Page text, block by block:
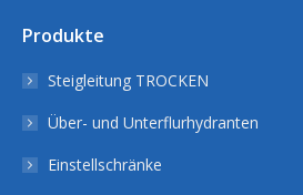
Produkte
Steigleitung TROCKEN
Über- und Unterflurhydranten
Einstellschränke